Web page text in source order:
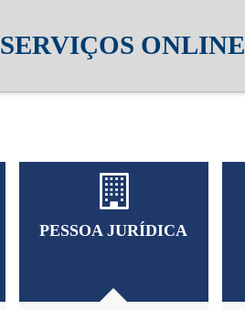
SERVIÇOS ONLINE
PESSOA JURÍDICA